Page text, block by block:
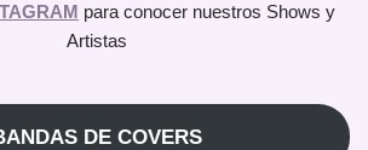
para conocer nuestros Shows y
Artistas
DE COVERS